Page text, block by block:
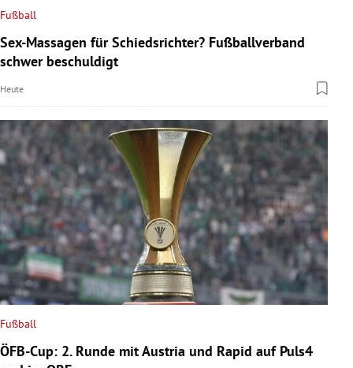
Fußball
Sex-Massagen für Schiedsrichter? Fußballverband
schwer beschuldigt
Heute
Fußball
ÖFB-Cup: 2. Runde mit Austria und Rapid auf Puls4